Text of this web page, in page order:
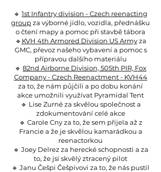
🔹 1st Infantry division - Czech reenacting
groupza výborné jídlo, vozidla, přednášku
o čtení mapy a pomoc při stavbě tábora
🔹 KVH 4th Armored Division US Armyza
GMC, převoz našeho vybavení a pomoc s
přípravou dalšího materiálu
🔹 82nd Airborne Division, 505th PIR, Fox
Company - Czech Reenactment - KVH44
za to, že nám půjčili a po dobu konání
akce umožnili využívat Pyramidal Tent
🔹 Lise Zurné za skvělou společnost a
zdokumentování celé akce
🔹 Carole Cny za to, že sem přijela až z
Francie a že je skvělou kamarádkou a
reenactorkou
🔹 Joey Delrez za herecké schopnosti a za
to, že jsi skvělý ztracený pilot
🔹 Janu Češpi Češpivovi za to, že nás pustil